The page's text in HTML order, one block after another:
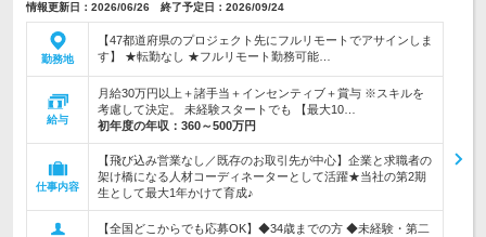
情報更新日：2026/06/26 終了予定日：2026/09/24
勤務地
【47都道府県のプロジェクト先にフルリモートでアサインしま
す】 ★転勤なし ★フルリモート勤務可能…
給与
月給30万円以上＋諸手当＋インセンティブ＋賞与 ※スキルを
考慮して決定。 未経験スタートでも 【最大10…
初年度の年収： 360～500万円
仕事内容
【飛び込み営業なし／既存のお取引先が中心】企業と求職者の
架け橋になる人材コーディネーターとして活躍★当社の第2期
生として最大1年かけて育成♪
【全国どこからでも応募OK】◆34歳までの方 ◆未経験・第二